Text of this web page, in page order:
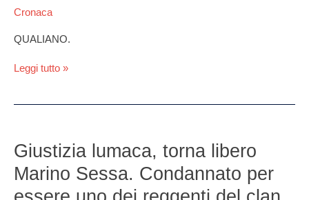
Cronaca
QUALIANO.
era
del
D’alterio
Leggi tutto »
Giustizia lumaca, torna libero
Marino Sessa. Condannato per
lumaca,
torna
libero